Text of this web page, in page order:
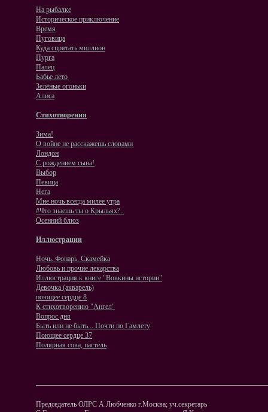
На рыбалке
Историческое приключение
Время
Пуговица
Куда спрятать миллион
Пурга
Палец
Бабье лето
Зелёные огоньки
Алиса
Стихотворения
Зима!
О войне не расскажешь словами
Лондон
С рождением сына!
Выбор
Певица
Нега
Мне ночь всегда милее утра
#Что знаешь ты о Крыльях?..
Осенний блюз
Иллюстрации
Ночь. Фонарь. Скамейка
Любовь и прочие лекарства
Иллюстрация к книге "Вовкины истории"
Девочка (акварель)
поющее сердце 8
К стихотворению "Ангел"
Вопрос дня
Быть или не быть... Почти по Гамлету
Поющее сердце 37
Полярная сова, пастель
Председатель ОЛРС А.Любченко г.Москва; уч.секретарь